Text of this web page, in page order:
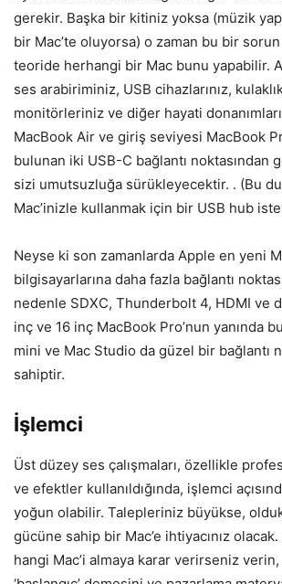
gerekir. Başka bir kitiniz yoksa (müzik
bir Mac’te oluyorsa) o zaman bu bir
teoride herhangi bir Mac bunu yapabilir.
ses arabiriminiz, USB cihazlarınız,
monitörleriniz ve diğer hayati
MacBook Air ve giriş seviyesi MacBook
bulunan iki USB-C bağlantı noktasından
sizi umutsuzluğa sürükleyecektir. . (Bu
Mac’inizle kullanmak için bir USB hub
Neyse ki son zamanlarda Apple en yeni
bilgisayarlarına daha fazla bağlantı
nedenle SDXC, Thunderbolt 4, HDMI ve
inç ve 16 inç MacBook Pro’nun yanında
mini ve Mac Studio da güzel bir bağlantı
sahiptir.
İşlemci
Üst düzey ses çalışmaları, özellikle
ve efektler kullanıldığında, işlemci
yoğun olabilir. Talepleriniz büyükse,
gücüne sahip bir Mac’e ihtiyacınız
hangi Mac’i almaya karar verirseniz verin,